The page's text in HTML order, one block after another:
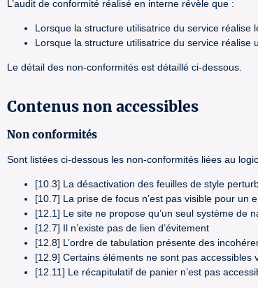
L’audit de conformité réalisé en interne révèle que :
Lorsque la structure utilisatrice du service réalise
Lorsque la structure utilisatrice du service réalise
Le détail des non-conformités est détaillé ci-dessous.
Contenus non accessibles
Non conformités
Sont listées ci-dessous les non-conformités liées au
[10.3] La désactivation des feuilles de style
[10.7] La prise de focus n’est pas visible pour un
[12.1] Le site ne propose qu’un seul système de
[12.7] Il n’existe pas de lien d’évitement
[12.8] L’ordre de tabulation présente des
[12.9] Certains éléments ne sont pas accessibles
[12.11] Le récapitulatif de panier n’est pas